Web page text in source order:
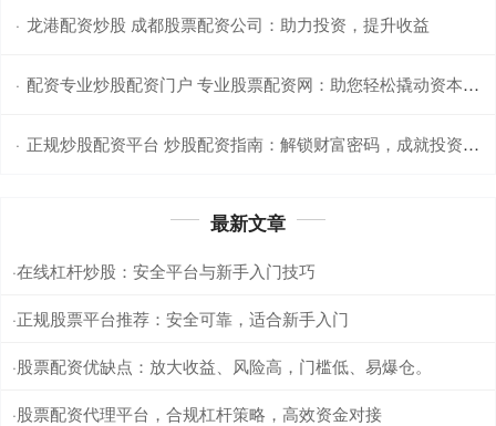
· 龙港配资炒股 成都股票配资公司：助力投资，提升收益
· 配资专业炒股配资门户 专业股票配资网：助您轻松撬动资本杠杆
· 正规炒股配资平台 炒股配资指南：解锁财富密码，成就投资梦想
最新文章
·在线杠杆炒股：安全平台与新手入门技巧
·正规股票平台推荐：安全可靠，适合新手入门
·股票配资优缺点：放大收益、风险高，门槛低、易爆仓。
·股票配资代理平台，合规杠杆策略，高效资金对接